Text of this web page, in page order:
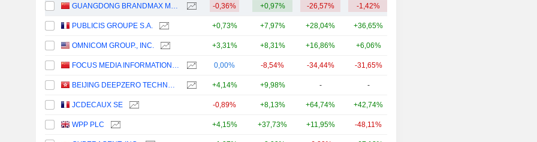
GUANGDONG BRANDMAX MARKETING CO.,LTD. -0,36% +0,97% -26,57% -1,42%
PUBLICIS GROUPE S.A. +0,73% +7,97% +28,04% +36,65%
OMNICOM GROUP., INC. +3,31% +8,31% +16,86% +6,06%
FOCUS MEDIA INFORMATION TECHNOLOGY CO., LTD. 0,00% -8,54% -34,44% -31,65%
BEIJING DEEPZERO TECHNOLOGY CO., LTD. +4,14% +9,98% - -
JCDECAUX SE -0,89% +8,13% +64,74% +42,74%
WPP PLC +4,15% +37,73% +11,95% -48,11%